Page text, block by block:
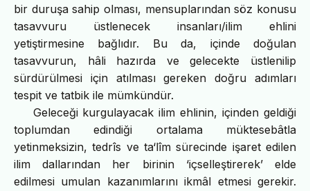
bir duruşa sahip olması, mensuplarından söz konusu
tasavvuru üstlenecek insanları/ilim ehlini
yetiştirmesine bağlıdır. Bu da, içinde doğulan
tasavvurun, hâli hazırda ve gelecekte üstlenilip
sürdürülmesi için atılması gereken doğru adımları
tespit ve tatbik ile mümkündür.
Geleceği kurgulayacak ilim ehlinin, içinden geldiği
toplumdan edindiği ortalama müktesebâtla
yetinmeksizin, tedrîs ve ta‘lîm sürecinde işaret edilen
ilim dallarından her birinin ‘içselleştirerek’ elde
edilmesi umulan kazanımlarını ikmâl etmesi gerekir.